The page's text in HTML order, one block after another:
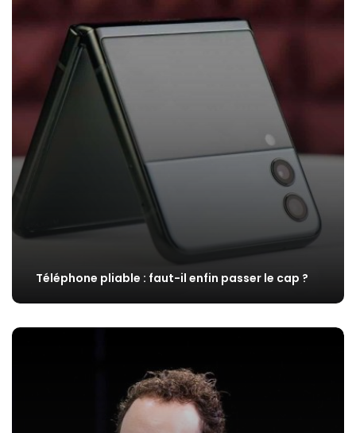
Téléphone pliable : faut-il enfin passer le cap ?